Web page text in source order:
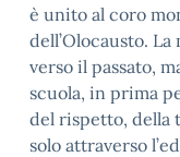
è unito al coro
dell’Olocausto.
verso il passato,
scuola, in prima
del rispetto, della
solo attraverso